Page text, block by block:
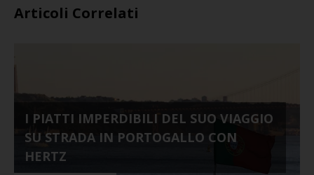
Articoli Correlati
I PIATTI IMPERDIBILI DEL SUO VIAGGIO
SU STRADA IN PORTOGALLO CON
HERTZ